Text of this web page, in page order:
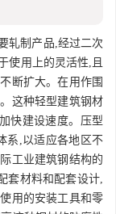
轧制产品,经过二次
使用上的灵活性,且
断扩大。在用作围
这种轻型建筑钢材
快建设速度。压型
系,以适应各地区不
工业建筑钢结构的
套材料和配套设计,
用的安装工具和零